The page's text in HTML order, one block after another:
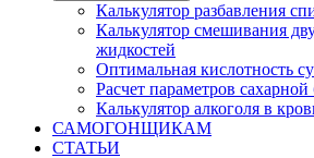
Калькулятор разбавления
Калькулятор смешивания
жидкостей
Оптимальная кислотность
Расчет параметров сахарной
Калькулятор алкоголя в
САМОГОНЩИКАМ
СТАТЬИ